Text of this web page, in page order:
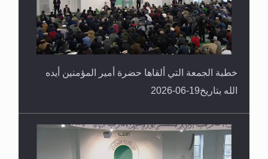
خطبة الجمعة التي ألقاها حضرة أمير المؤمنين أيده
الله بتاريخ19-06-2026